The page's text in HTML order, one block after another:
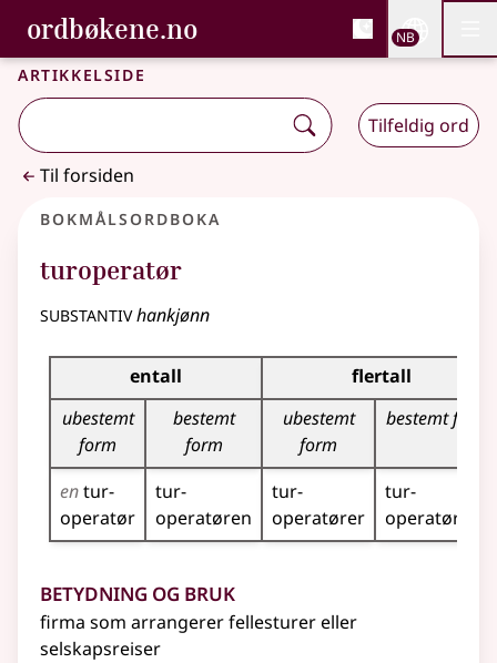
Gå til hovedinnhold
Tilgjengelighet
ordbøkene.no, Bokmålsordboka og
Bokmålsordboka og Nynorskordboka
NB
Artikkelside
Tilfeldig ord
Til forsiden
Bokmålsordboka
turoperatør
substantivhankjønn
Bøyingstabell for dette substantivet
entall
flertall
ubestemt
form
bestemt
form
ubestemt
form
bestemt form
entur­
operatør
tur­
operatøren
tur­
operatører
tur­
operatørene
Betydning og bruk
firma som arrangerer fellesturereller
selskapsreiser